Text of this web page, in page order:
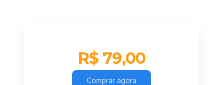
R$ 79,00
Comprar agora